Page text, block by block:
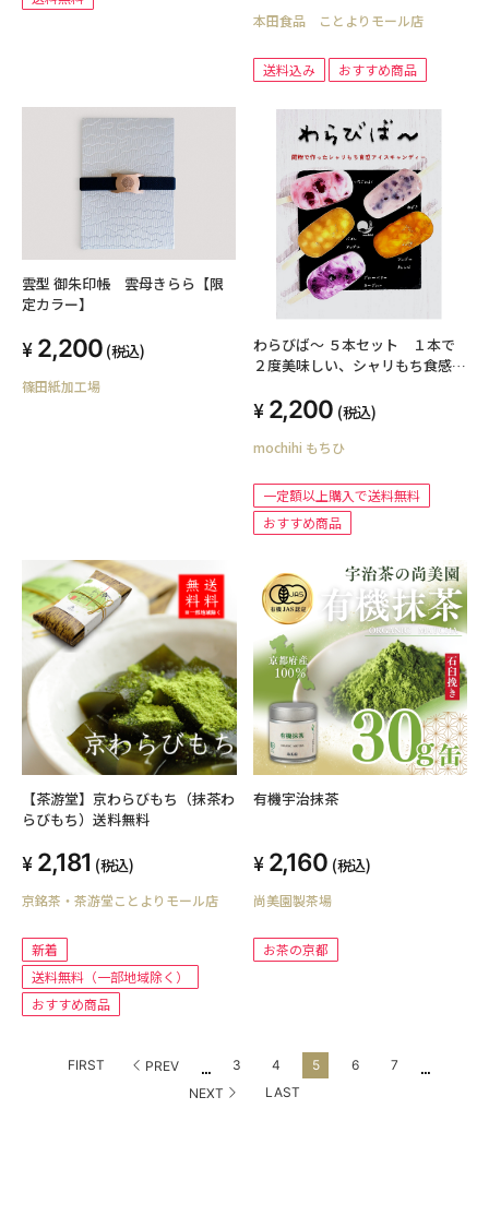
本田食品 ことよりモール店
送料込み おすすめ商品
雲型 御朱印帳 雲母きらら【限
定カラー】
2,200 (税込)
篠田紙加工場
わらびば～ ５本セット １本で
２度美味しい、シャリもち食感和
2,200 (税込)
mochihi もちひ
一定額以上購入で送料無料
おすすめ商品
【茶游堂】京わらびもち（抹茶わ
らびもち）送料無料
2,181 (税込)
京銘茶・茶游堂ことよりモール店
新着
送料無料（一部地域除く）
おすすめ商品
有機宇治抹茶
2,160 (税込)
尚美園製茶場
お茶の京都
FIRST PREV ... 3 4 5 6 7 ...
NEXT LAST